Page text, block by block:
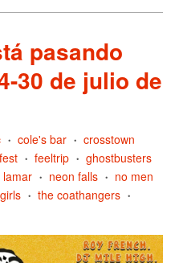
pasando
30 de julio de
• cole's bar •
crosstown
• feeltrip • ghostbusters
lamar • neon falls • no men
• the coathangers •